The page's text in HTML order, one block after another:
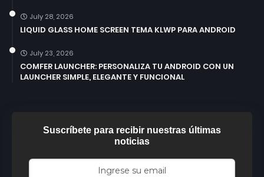
July 28, 2026
LIQUID GLASS HOME SCREEN TEMA KLWP PARA ANDROID
July 23, 2026
COMFER LAUNCHER: PERSONALIZA TU ANDROID CON UN
LAUNCHER SIMPLE, ELEGANTE Y FUNCIONAL
Suscríbete para recibir nuestras últimas
noticias